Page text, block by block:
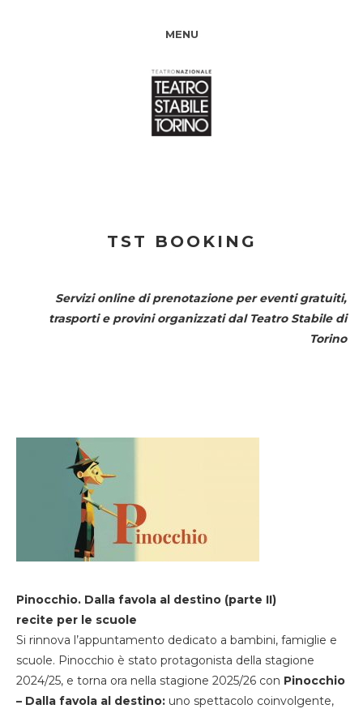
MENU
TST BOOKING
Servizi online di prenotazione per eventi gratuiti,
trasporti e provini organizzati dal Teatro Stabile di
Torino
Pinocchio. Dalla favola al destino (parte II)
recite per le scuole
Si rinnova l’appuntamento dedicato a bambini, famiglie e
scuole. Pinocchio è stato protagonista della stagione
2024/25, e torna ora nella stagione 2025/26 con Pinocchio
– Dalla favola al destino: uno spettacolo coinvolgente,